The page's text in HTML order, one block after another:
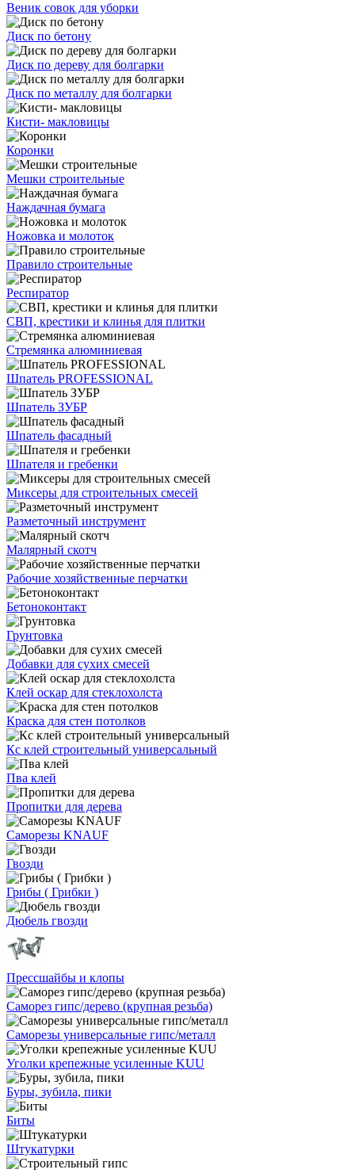
Веник совок для уборки
Диск по бетону
Диск по дереву для болгарки
Диск по металлу для болгарки
Кисти- макловицы
Коронки
Мешки строительные
Наждачная бумага
Ножовка и молоток
Правило строительные
Респиратор
СВП, крестики и клинья для плитки
Стремянка алюминиевая
Шпатель PROFESSIONAL
Шпатель ЗУБР
Шпатель фасадный
Шпателя и гребенки
Миксеры для строительных смесей
Разметочный инструмент
Малярный скотч
Рабочие хозяйственные перчатки
Бетоноконтакт
Грунтовка
Добавки для сухих смесей
Клей оскар для стеклохолста
Краска для стен потолков
Кс клей строительный универсальный
Пва клей
Пропитки для дерева
Саморезы KNAUF
Гвозди
Грибы ( Грибки )
Дюбель гвозди
Прессшайбы и клопы
Саморез гипс/дерево (крупная резьба)
Саморезы универсальные гипс/металл
Уголки крепежные усиленные KUU
Буры, зубила, пики
Биты
Штукатурки